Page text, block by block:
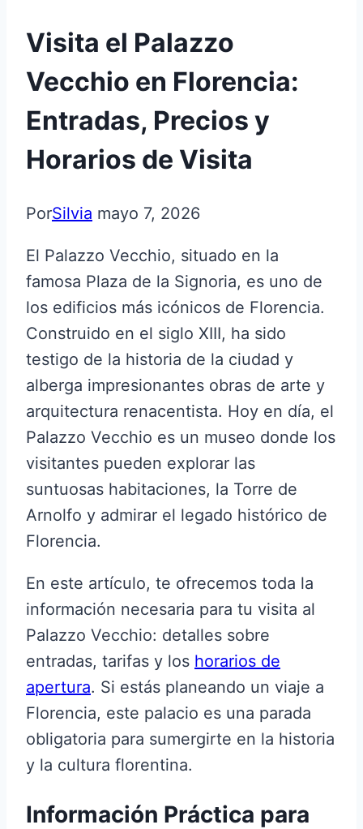
Visita el Palazzo
Vecchio en Florencia:
Entradas, Precios y
Horarios de Visita
PorSilvia mayo 7, 2026
El Palazzo Vecchio, situado en la
famosa Plaza de la Signoria, es uno de
los edificios más icónicos de Florencia.
Construido en el siglo XIII, ha sido
testigo de la historia de la ciudad y
alberga impresionantes obras de arte y
arquitectura renacentista. Hoy en día, el
Palazzo Vecchio es un museo donde los
visitantes pueden explorar las
suntuosas habitaciones, la Torre de
Arnolfo y admirar el legado histórico de
Florencia.
En este artículo, te ofrecemos toda la
información necesaria para tu visita al
Palazzo Vecchio: detalles sobre
entradas, tarifas y los horarios de
apertura. Si estás planeando un viaje a
Florencia, este palacio es una parada
obligatoria para sumergirte en la historia
y la cultura florentina.
Información Práctica para